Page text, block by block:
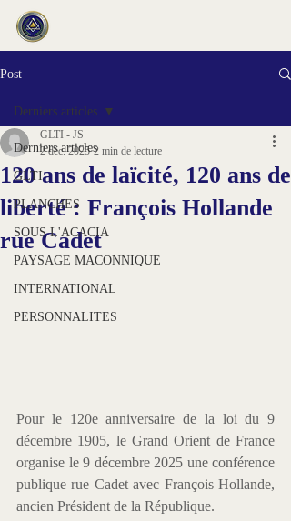
Post
Derniers articles
GLTI
PLANCHES
SOUS L'ACACIA
PAYSAGE MACONNIQUE
INTERNATIONAL
PERSONNALITES
Derniers articles
120 ans de laïcité, 120 ans de
liberté : François Hollande
rue Cadet
GLTI - JS
2 déc. 2025 2 min de lecture
Pour le 120e anniversaire de la loi du 9
décembre 1905, le Grand Orient de France
organise le 9 décembre 2025 une conférence
publique rue Cadet avec François Hollande,
ancien Président de la République.